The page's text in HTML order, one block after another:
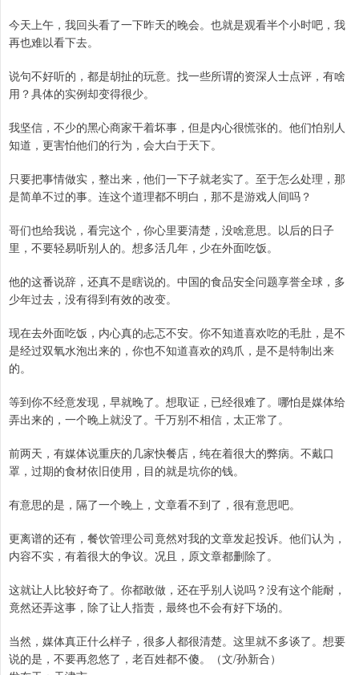
今天上午，我回头看了一下昨天的晚会。也就是观看半个小时吧，我
再也难以看下去。
说句不好听的，都是胡扯的玩意。找一些所谓的资深人士点评，有啥
用？具体的实例却变得很少。
我坚信，不少的黑心商家干着坏事，但是内心很慌张的。他们怕别人
知道，更害怕他们的行为，会大白于天下。
只要把事情做实，整出来，他们一下子就老实了。至于怎么处理，那
是简单不过的事。连这个道理都不明白，那不是游戏人间吗？
哥们也给我说，看完这个，你心里要清楚，没啥意思。以后的日子
里，不要轻易听别人的。想多活几年，少在外面吃饭。
他的这番说辞，还真不是瞎说的。中国的食品安全问题享誉全球，多
少年过去，没有得到有效的改变。
现在去外面吃饭，内心真的忐忑不安。你不知道喜欢吃的毛肚，是不
是经过双氧水泡出来的，你也不知道喜欢的鸡爪，是不是特制出来
的。
等到你不经意发现，早就晚了。想取证，已经很难了。哪怕是媒体给
弄出来的，一个晚上就没了。千万别不相信，太正常了。
前两天，有媒体说重庆的几家快餐店，纯在着很大的弊病。不戴口
罩，过期的食材依旧使用，目的就是坑你的钱。
有意思的是，隔了一个晚上，文章看不到了，很有意思吧。
更离谱的还有，餐饮管理公司竟然对我的文章发起投诉。他们认为，
内容不实，有着很大的争议。况且，原文章都删除了。
这就让人比较好奇了。你都敢做，还在乎别人说吗？没有这个能耐，
竟然还弄这事，除了让人指责，最终也不会有好下场的。
当然，媒体真正什么样子，很多人都很清楚。这里就不多谈了。想要
说的是，不要再忽悠了，老百姓都不傻。（文/孙新合）